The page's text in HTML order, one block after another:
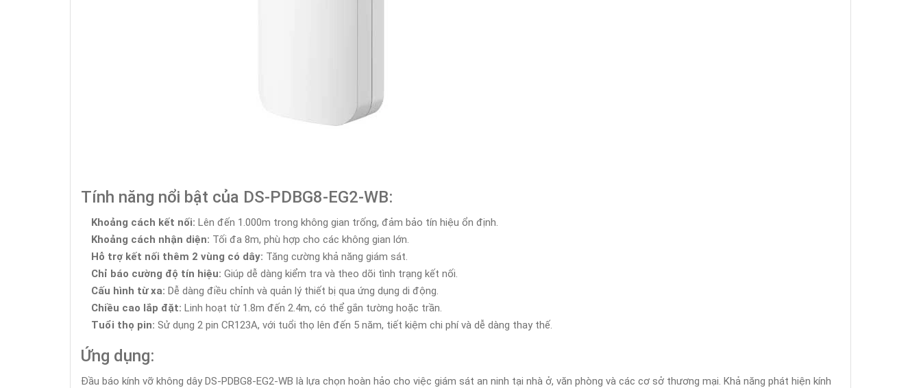
Tính năng nổi bật của DS-PDBG8-EG2-WB:
Khoảng cách kết nối: Lên đến 1.000m trong không gian trống, đảm bảo tín hiệu ổn định.
Khoảng cách nhận diện: Tối đa 8m, phù hợp cho các không gian lớn.
Hỗ trợ kết nối thêm 2 vùng có dây: Tăng cường khả năng giám sát.
Chỉ báo cường độ tín hiệu: Giúp dễ dàng kiểm tra và theo dõi tình trạng kết nối.
Cấu hình từ xa: Dễ dàng điều chỉnh và quản lý thiết bị qua ứng dụng di động.
Chiều cao lắp đặt: Linh hoạt từ 1.8m đến 2.4m, có thể gắn tường hoặc trần.
Tuổi thọ pin: Sử dụng 2 pin CR123A, với tuổi thọ lên đến 5 năm, tiết kiệm chi phí và dễ dàng thay thế.
Ứng dụng:
Đầu báo kính vỡ không dây DS-PDBG8-EG2-WB là lựa chọn hoàn hảo cho việc giám sát an ninh tại nhà ở, văn phòng và các cơ sở thương mại. Khả năng phát hiện kính